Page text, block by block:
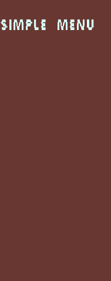
SIMPLE Menu